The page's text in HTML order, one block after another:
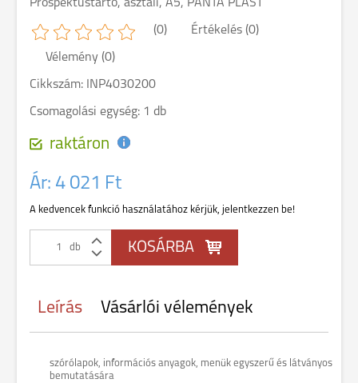
Prospektustartó, asztali, A5, PANTA PLAST
(0) Értékelés (0)
Vélemény (0)
Cikkszám: INP4030200
Csomagolási egység: 1 db
raktáron
Ár: 4 021 Ft
A kedvencek funkció használatához kérjük, jelentkezzen be!
db
Leírás Vásárlói vélemények
szórólapok, információs anyagok, menük egyszerű és látványos
bemutatására